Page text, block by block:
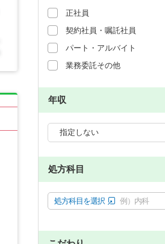
正社員
契約社員・嘱託社員
パート・アルバイト
業務委託その他
年収
処方科目
処方科目を選択 例）内科